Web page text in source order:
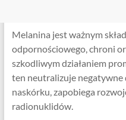
Melanina jest ważnym
odpornościowego, chroni
szkodliwym działaniem
ten neutralizuje negatywne
naskórku, zapobiega
radionuklidów.